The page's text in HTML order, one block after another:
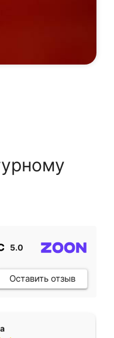
5.0
Оставить отзыв